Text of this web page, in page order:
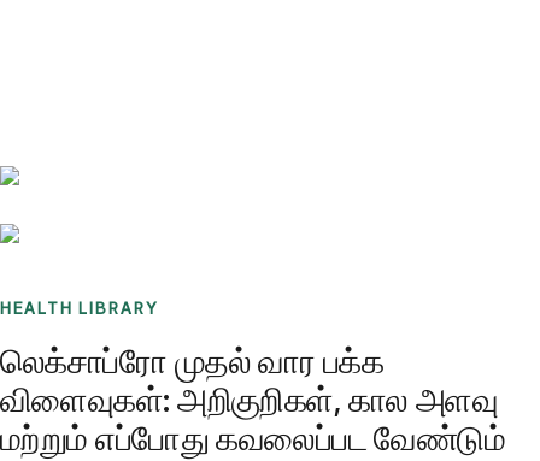
HEALTH LIBRARY
லெக்சாப்ரோ முதல் வார பக்க
விளைவுகள்: அறிகுறிகள், கால அளவு
மற்றும் எப்போது கவலைப்பட வேண்டும்